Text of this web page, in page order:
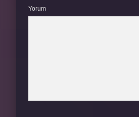
Yorum